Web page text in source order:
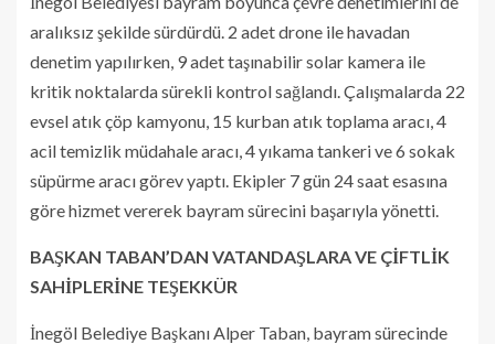
aralıksız şekilde sürdürdü. 2 adet drone ile havadan
denetim yapılırken, 9 adet taşınabilir solar kamera ile
kritik noktalarda sürekli kontrol sağlandı. Çalışmalarda 22
evsel atık çöp kamyonu, 15 kurban atık toplama aracı, 4
acil temizlik müdahale aracı, 4 yıkama tankeri ve 6 sokak
süpürme aracı görev yaptı. Ekipler 7 gün 24 saat esasına
göre hizmet vererek bayram sürecini başarıyla yönetti.
BAŞKAN TABAN’DAN VATANDAŞLARA VE ÇİFTLİK
SAHİPLERİNE TEŞEKKÜR
İnegöl Belediye Başkanı Alper Taban, bayram sürecinde